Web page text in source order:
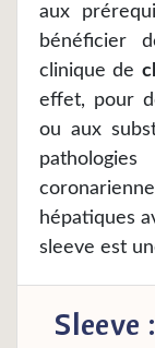
aux
bénéficier
clinique de
effet, pour
ou aux
hépatiques
sleeve est
Sleeve